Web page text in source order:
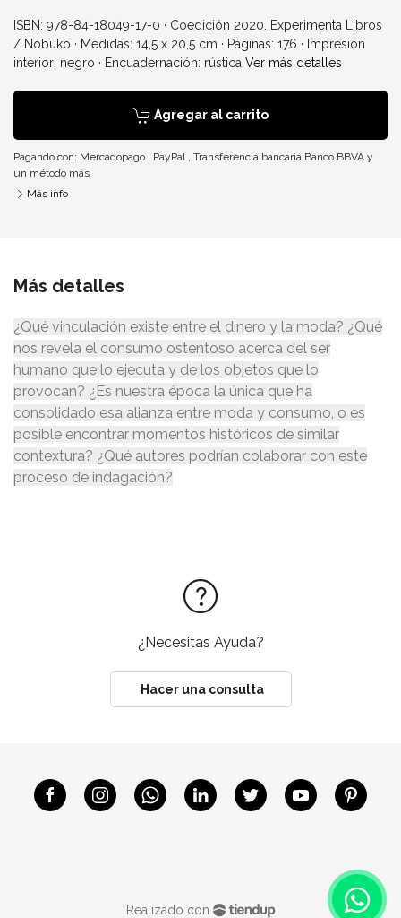
ISBN: 978-84-18049-17-0 · Coedición 2020. Experimenta Libros
/ Nobuko · Medidas: 14,5 x 20,5 cm · Páginas: 176 · Impresión
interior: negro · Encuadernación: rústica Ver más detalles
Agregar al carrito
Pagando con: Mercadopago , PayPal , Transferencia bancaria Banco BBVA y
un método más
Más info
Más detalles
¿Qué vinculación existe entre el dinero y la moda? ¿Qué
nos revela el consumo ostentoso acerca del ser
humano que lo ejecuta y de los objetos que lo
provocan? ¿Es nuestra época la única que ha
consolidado esa alianza entre moda y consumo, o es
posible encontrar momentos históricos de similar
contextura? ¿Qué autores podrían colaborar con este
proceso de indagación?
¿Necesitas Ayuda?
Hacer una consulta
Realizado con